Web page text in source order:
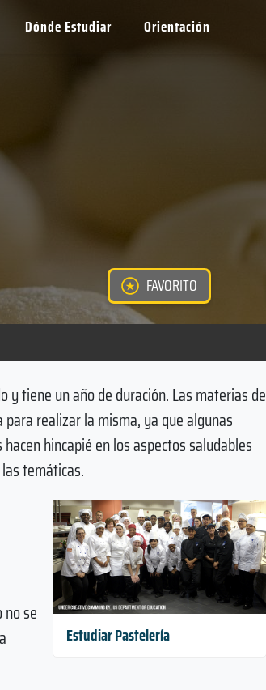
Dónde Estudiar Orientación
FAVORITO
tiene un año de duración. Las materias de
realizar la misma, ya que algunas
hincapié en los aspectos saludables
temáticas.
Estudiar Pastelería
se